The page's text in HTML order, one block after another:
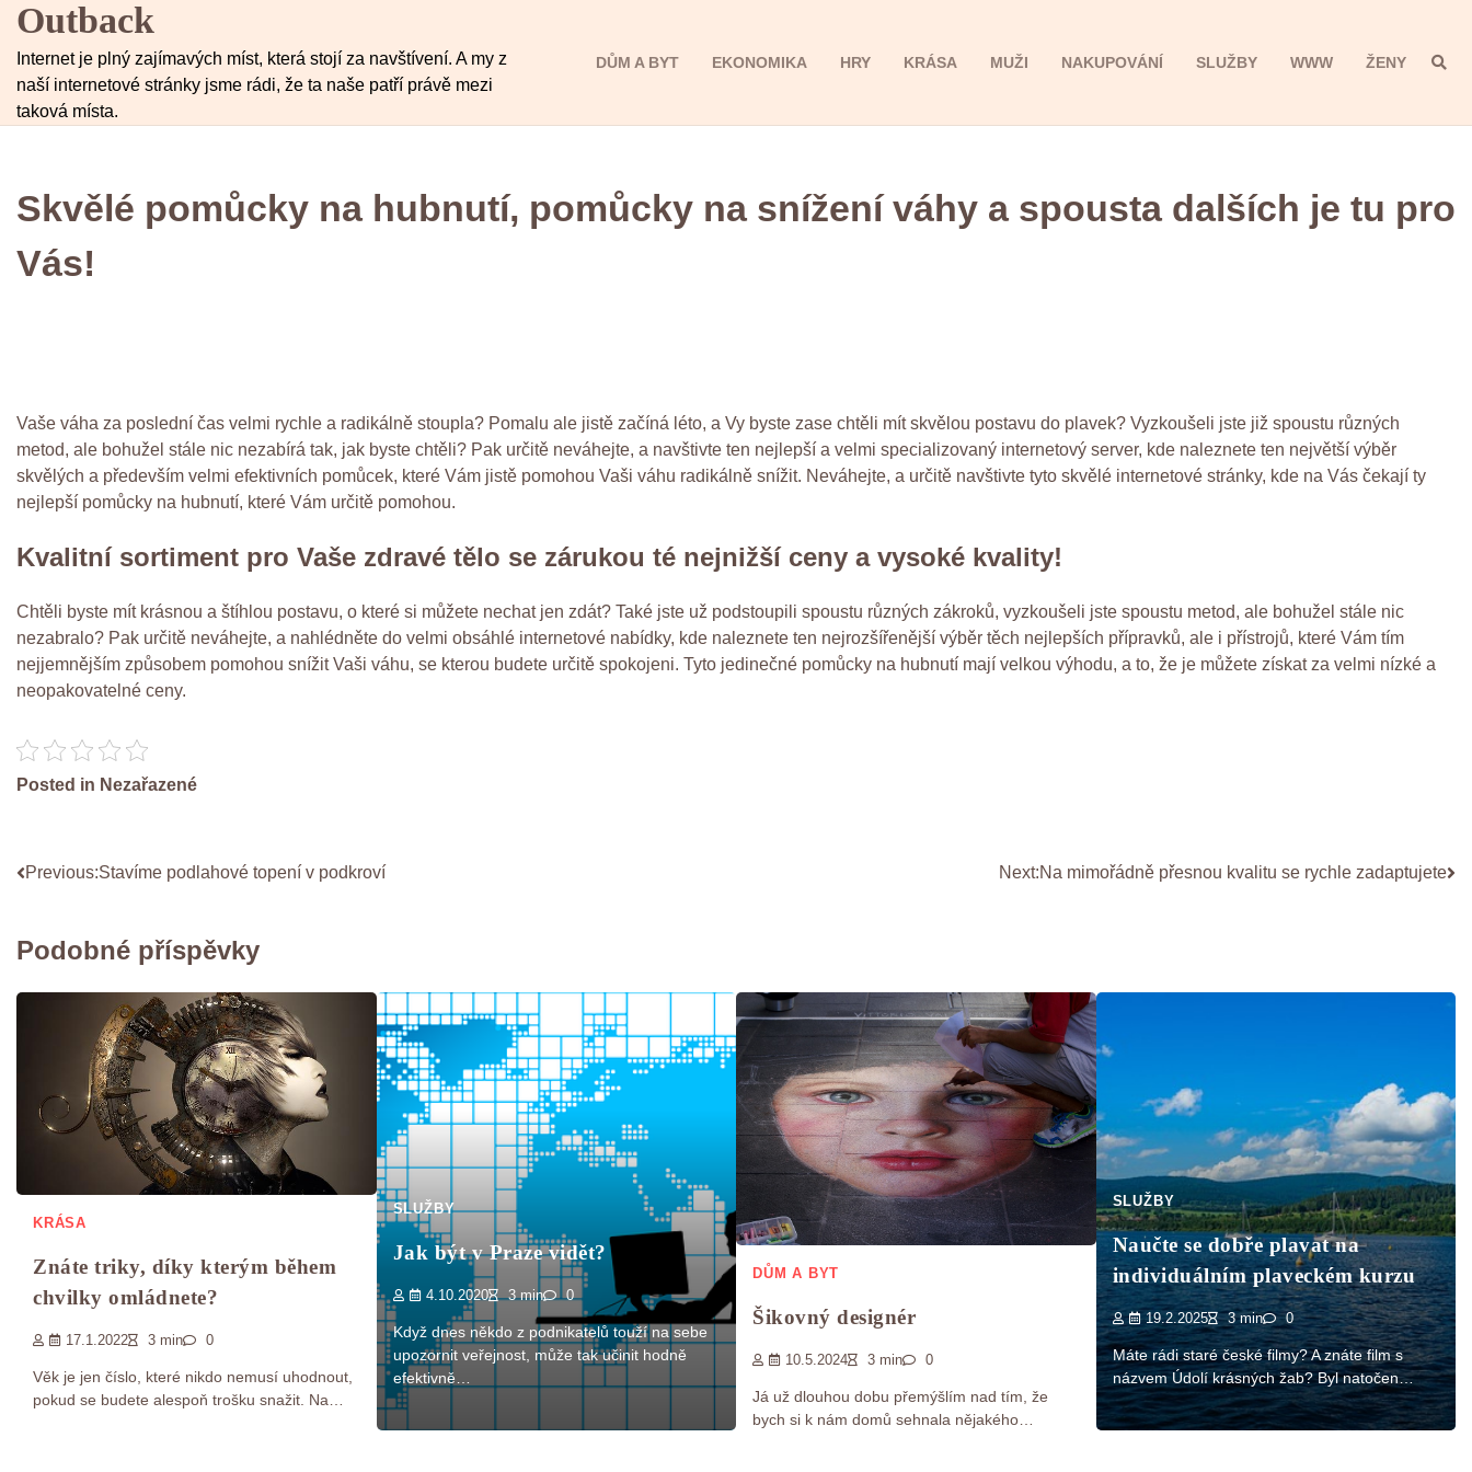
Skip
content
Outback
Internet je plný zajímavých míst, která stojí za navštívení. A my z
naší internetové stránky jsme rádi, že ta naše patří právě mezi
taková místa.
DŮM A BYT EKONOMIKA HRY KRÁSA MUŽI NAKUPOVÁNÍ SLUŽBY WWW ŽENY
Skvělé pomůcky na hubnutí, pomůcky na snížení váhy a spousta dalších je tu pro
Vás!
Vaše váha za poslední čas velmi rychle a radikálně stoupla? Pomalu ale jistě začíná léto, a Vy byste zase chtěli mít skvělou postavu do plavek? Vyzkoušeli jste již spoustu různých
metod, ale bohužel stále nic nezabírá tak, jak byste chtěli? Pak určitě neváhejte, a navštivte ten nejlepší a velmi specializovaný internetový server, kde naleznete ten největší výběr
skvělých a především velmi efektivních pomůcek, které Vám jistě pomohou Vaši váhu radikálně snížit. Neváhejte, a určitě navštivte tyto skvělé internetové stránky, kde na Vás čekají ty
nejlepší pomůcky na hubnutí, které Vám určitě pomohou.
Kvalitní sortiment pro Vaše zdravé tělo se zárukou té nejnižší ceny a vysoké kvality!
Chtěli byste mít krásnou a štíhlou postavu, o které si můžete nechat jen zdát? Také jste už podstoupili spoustu různých zákroků, vyzkoušeli jste spoustu metod, ale bohužel stále nic
nezabralo? Pak určitě neváhejte, a nahlédněte do velmi obsáhlé internetové nabídky, kde naleznete ten nejrozšířenější výběr těch nejlepších přípravků, ale i přístrojů, které Vám tím
nejjemnějším způsobem pomohou snížit Vaši váhu, se kterou budete určitě spokojeni. Tyto jedinečné pomůcky na hubnutí mají velkou výhodu, a to, že je můžete získat za velmi nízké a
neopakovatelné ceny.
Posted in Nezařazené
Navigace
příspěvek
Previous:Stavíme podlahové topení v podkroví Next:Na mimořádně přesnou kvalitu se rychle zadaptujete
Podobné příspěvky
KRÁSA
Znáte triky, díky kterým během
chvilky omládnete?
17.1.2022 3 min 0
Věk je jen číslo, které nikdo nemusí uhodnout,
pokud se budete alespoň trošku snažit. Na…
SLUŽBY
Jak být v Praze vidět?
4.10.2020 3 min 0
Když dnes někdo z podnikatelů touží na sebe
upozornit veřejnost, může tak učinit hodně
efektivně…
DŮM A BYT
Šikovný designér
10.5.2024 3 min 0
Já už dlouhou dobu přemýšlím nad tím, že
bych si k nám domů sehnala nějakého…
SLUŽBY
Naučte se dobře plavat na
individuálním plaveckém kurzu
19.2.2025 3 min 0
Máte rádi staré české filmy? A znáte film s
názvem Údolí krásných žab? Byl natočen…